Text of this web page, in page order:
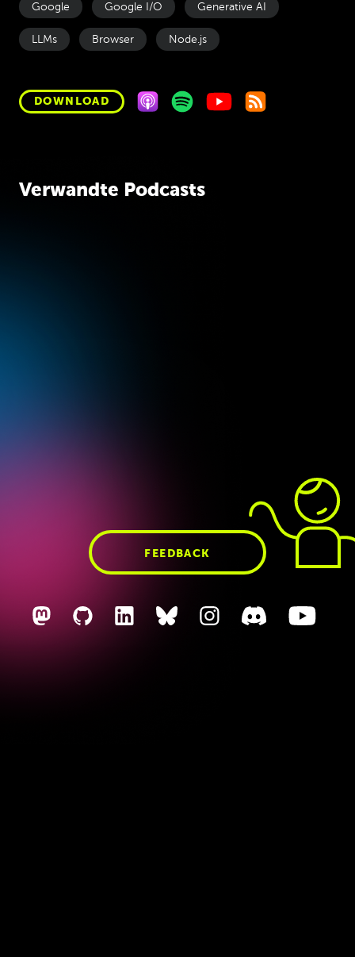
Google Google I/O Generative AI
LLMs Browser Node.js
DOWNLOAD
Verwandte Podcasts
// Deno Deploy //
Aluminium OS //
Codex // OpenClaw
& MoldBook
FEEDBACK